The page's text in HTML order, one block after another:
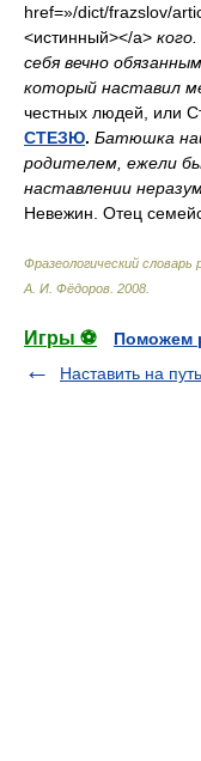
href=»/dict/frazslov/
<истинный></a>
себя вечно
который наставил
честных людей, или
СТЕЗЮ. Батюшка
родителем, ежели бы
наставлении
Невежин. Отец
Фразеологический
А. И. Фёдоров 2008
Игры ⚽
Поможем
Наставить на путь